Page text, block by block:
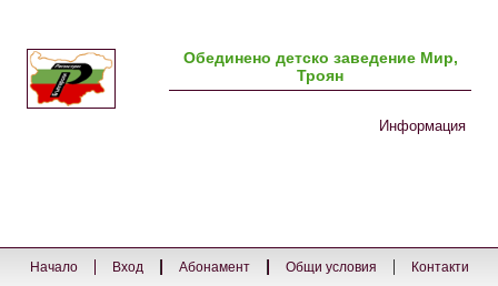
Обединено детско заведение Мир,
Троян
Информация
Начало Вход Абонамент Общи условия Контакти